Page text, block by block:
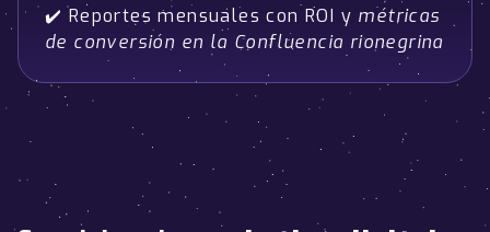
✔️ Reportes mensuales con ROI y métricas
de conversión en la Confluencia rionegrina